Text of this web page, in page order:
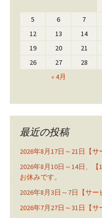
« 4月
5
6 7
12
13 14
19
20 21
26
27 28
最近の投稿
2026年8月17日～21日【サ
2026年8月10日～14日、
お休みです。
2026年8月3日～7日【サー
2026年7月27日～31日【サ